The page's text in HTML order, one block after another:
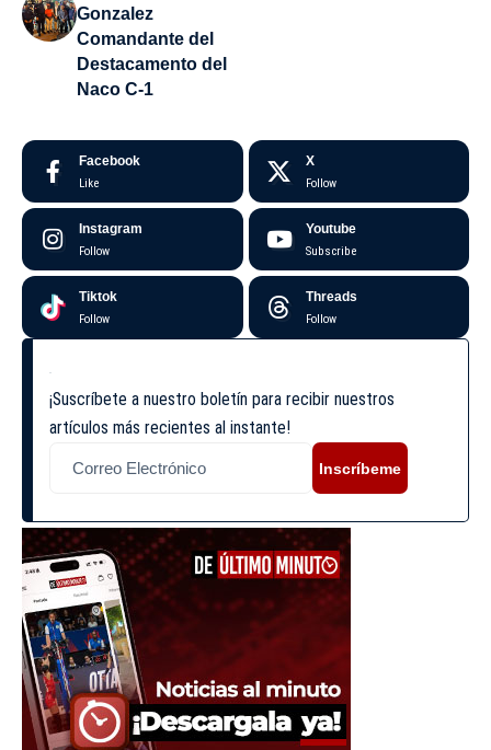
Gonzalez
Comandante del
Destacamento del
Naco C-1
Facebook
Like
X
Follow
Instagram
Follow
Youtube
Subscribe
Tiktok
Follow
Threads
Follow
¡Suscríbete a nuestro boletín para recibir nuestros
artículos más recientes al instante!
Inscríbeme